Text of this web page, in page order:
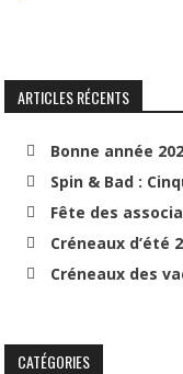
ARTICLES RÉCENTS
Bonne année
Spin & Bad :
Fête des
Créneaux d’été
Créneaux des
CATÉGORIES